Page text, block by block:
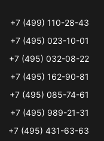
+7 (499) 110-28-43
+7 (495) 023-10-01
+7 (495) 032-08-22
+7 (495) 162-90-81
+7 (495) 085-74-61
+7 (495) 989-21-31
+7 (495) 431-63-63